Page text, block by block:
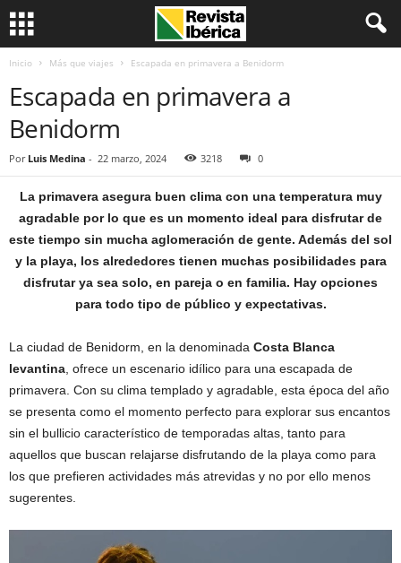
Inicio Más que viajes Escapada en primavera a Benidorm
Escapada en primavera a
Benidorm
Por Luis Medina - 22 marzo, 2024 3218 0
La primavera asegura buen clima con una temperatura muy
agradable por lo que es un momento ideal para disfrutar de
este tiempo sin mucha aglomeración de gente. Además del sol
y la playa, los alrededores tienen muchas posibilidades para
disfrutar ya sea solo, en pareja o en familia. Hay opciones
para todo tipo de público y expectativas.
La ciudad de Benidorm, en la denominada Costa Blanca
levantina , ofrece un escenario idílico para una escapada de
primavera. Con su clima templado y agradable, esta época del año
se presenta como el momento perfecto para explorar sus encantos
sin el bullicio característico de temporadas altas, tanto para
aquellos que buscan relajarse disfrutando de la playa como para
los que prefieren actividades más atrevidas y no por ello menos
sugerentes.